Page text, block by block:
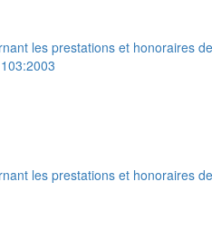
les prestations et honoraires
les prestations et honoraires